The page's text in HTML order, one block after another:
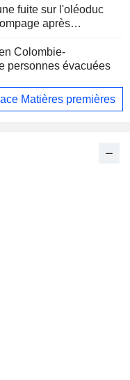
fuite sur l'oléoduc
après
Colombie-
personnes évacuées
Matières premières